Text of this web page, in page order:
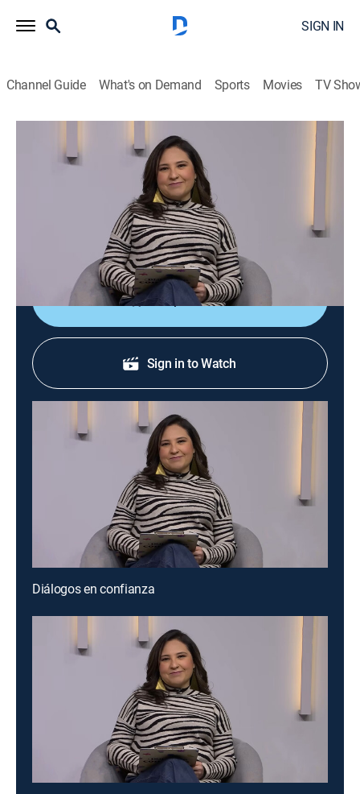
SIGN IN
Channel Guide What's on Demand Sports Movies TV
Diálogos en confianza
Diálogos en confianza
Talk, Public affairs, Health, Self improvement, Anthology 2026
Barra de servicio a la comunidad que tiene como
objetivo promover el diálogo entre el público y un
grupo de especialistas invitados.
Shop DIRECTV
Sign in to Watch
Diálogos en confianza